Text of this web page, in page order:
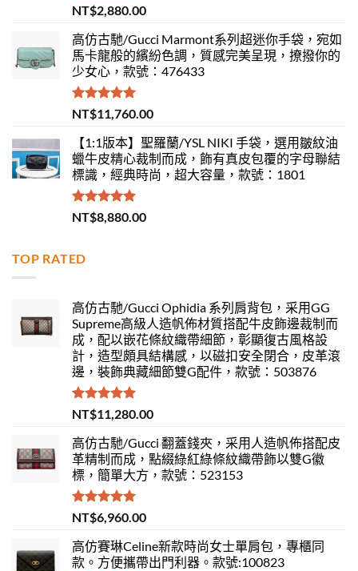
評分 5.00
滿分 5
NT$2,880.00
高仿古馳/Gucci Marmont系列超迷你手袋，宛如
馬卡龍般的繽紛色調，質感完美呈現，撩撥你的
少女心，款號：476433
評分5.00
滿分 5
NT$11,760.00
【1:1版本】聖羅蘭/YSL NIKI 手袋，選用皺紋油
蠟牛皮精心裁制而成，飾有真皮包覆的字母聯結
標識，經典時尚，超大容量，款號：1801
評分 5.00
滿分 5
NT$8,880.00
TOP RATED
高仿古馳/Gucci Ophidia 系列肩背包，采用GG
Supreme高級人造帆佈材質搭配牛皮飾邊裁制而
成，配以嵌花條紋織帶細節，彰顯復古風格設
計，造型頗具結構感，以磁扣安全閉合，皮革滾
邊，裝飾典藏細節雙G配件，款號：503876
評分5.00
滿分 5
NT$11,280.00
高仿古馳/Gucci 翻蓋錢夾，采用人造帆佈搭配皮
革精制而成，點綴綠紅綠條紋織帶飾以雙G徽
標，簡單大方，款號：523153
評分 5.00
滿分 5
NT$6,960.00
高仿賽琳Celine新款時尚女士單肩包，專櫃同
款。方便攜帶出門利器。款號:100823